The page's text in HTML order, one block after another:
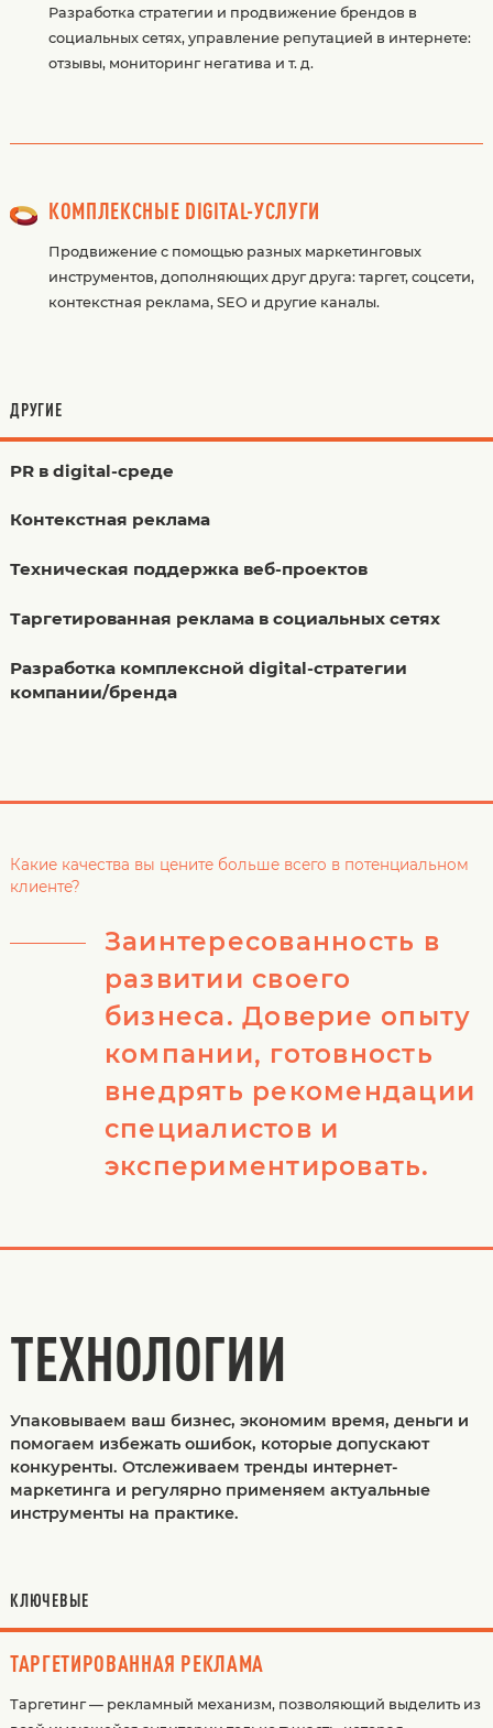
Разработка стратегии и продвижение брендов в
социальных сетях, управление репутацией в интернете:
отзывы, мониторинг негатива и т. д.
КОМПЛЕКСНЫЕ DIGITAL-УСЛУГИ
Продвижение с помощью разных маркетинговых
инструментов, дополняющих друг друга: таргет, соцсети,
контекстная реклама, SEO и другие каналы.
ДРУГИЕ
PR в digital-среде
Контекстная реклама
Техническая поддержка веб-проектов
Таргетированная реклама в социальных сетях
Разработка комплексной digital-стратегии
компании/бренда
Какие качества вы цените больше всего в потенциальном
клиенте?
Заинтересованность в
развитии своего
бизнеса. Доверие опыту
компании, готовность
внедрять рекомендации
специалистов и
экспериментировать.
ТЕХНОЛОГИИ
Упаковываем ваш бизнес, экономим время, деньги и
помогаем избежать ошибок, которые допускают
конкуренты. Отслеживаем тренды интернет-
маркетинга и регулярно применяем актуальные
инструменты на практике.
КЛЮЧЕВЫЕ
ТАРГЕТИРОВАННАЯ РЕКЛАМА
Таргетинг — рекламный механизм, позволяющий выделить из